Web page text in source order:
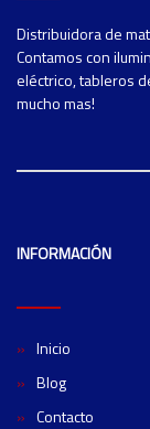
Distribuidora de
Contamos con
eléctrico, tableros
mucho mas!
INFORMACIÓN
Inicio
Blog
Contacto